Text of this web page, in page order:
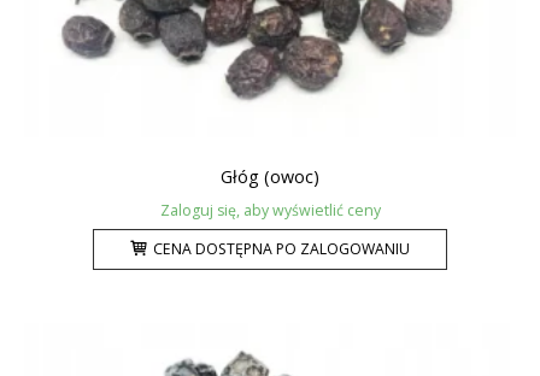
Głóg (owoc)
Zaloguj się, aby wyświetlić ceny
CENA DOSTĘPNA PO ZALOGOWANIU